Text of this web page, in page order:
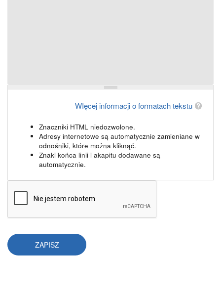
WIęcej informacji o formatach tekstu
Znaczniki HTML niedozwolone.
Adresy internetowe są automatycznie zamieniane w
odnośniki, które można kliknąć.
Znaki końca linii i akapitu dodawane są
automatycznie.